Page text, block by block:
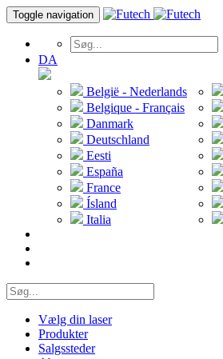
Toggle navigation
DA
België - Nederlands
Belgique - Français
Danmark
Deutschland
Eesti
España
France
Ísland
Italia
Vælg din laser
Produkter
Salgssteder